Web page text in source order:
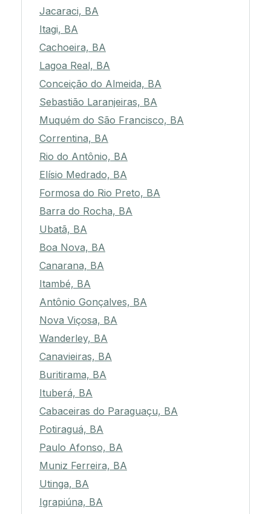
Jacaraci, BA
Itagi, BA
Cachoeira, BA
Lagoa Real, BA
Conceição do Almeida, BA
Sebastião Laranjeiras, BA
Muquém do São Francisco, BA
Correntina, BA
Rio do Antônio, BA
Elísio Medrado, BA
Formosa do Rio Preto, BA
Barra do Rocha, BA
Ubatã, BA
Boa Nova, BA
Canarana, BA
Itambé, BA
Antônio Gonçalves, BA
Nova Viçosa, BA
Wanderley, BA
Canavieiras, BA
Buritirama, BA
Ituberá, BA
Cabaceiras do Paraguaçu, BA
Potiraguá, BA
Paulo Afonso, BA
Muniz Ferreira, BA
Utinga, BA
Igrapiúna, BA